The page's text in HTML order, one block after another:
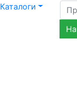
Каталоги